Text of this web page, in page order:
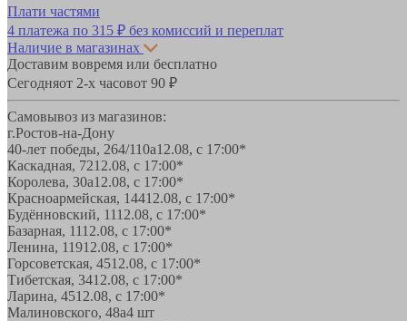
Плати частями
4 платежа по 315 ₽ без комиссий и переплат
Наличие в магазинах
Доставим вовремя или бесплатно
Сегодняот 2-х часовот 90 ₽
Самовывоз из магазинов:
г.Ростов-на-Дону
40-лет победы, 264/110а12.08, с 17:00*
Каскадная, 7212.08, с 17:00*
Королева, 30а12.08, с 17:00*
Красноармейская, 14412.08, с 17:00*
Будённовский, 1112.08, с 17:00*
Базарная, 1112.08, с 17:00*
Ленина, 11912.08, с 17:00*
Горсоветская, 4512.08, с 17:00*
Тибетская, 3412.08, с 17:00*
Ларина, 4512.08, с 17:00*
Малиновского, 48а4 шт